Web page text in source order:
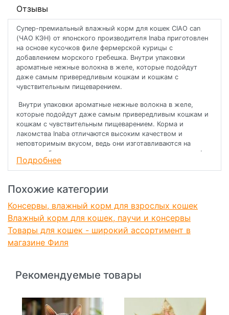
Отзывы
Супер-премиальный влажный корм для кошек CIAO can
(ЧАО КЭН) от японского производителя Inaba приготовлен
на основе кусочков филе фермерской курицы с
добавлением морского гребешка. Внутри упаковки
ароматные нежные волокна в желе, которые подойдут
даже самым привередливым кошкам и кошкам с
чувствительным пищеварением.
Внутри упаковки ароматные нежные волокна в желе,
которые подойдут даже самым привередливым кошкам и
кошкам с чувствительным пищеварением. Корма и
лакомства Inaba отличаются высоким качеством и
неповторимым вкусом, ведь они изготавливаются на
основе отборных традиционных японских ингредиентов!
Во все продукты добавлен экстракт зелёного чая,
неприятные запахи содержимого кишечника, а также
Продукт обогащён витамином Е — натуральным
антиоксидантом, поддерживающим иммунитет питомца.
Не содержит искусственных добавок, красителей и
консервантов.
стерилизованных кошек и кастрированных котов. Жидкий
холОн содержит все необходимые питательные вещества,
Подробнее
Похожие категории
Консервы, влажный корм для взрослых кошек
Влажный корм для кошек, паучи и консервы
Товары для кошек - широкий ассортимент в
магазине Филя
Рекомендуемые товары